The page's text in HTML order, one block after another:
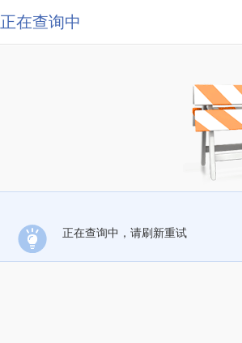
正在查询中
正在查询中，请刷新重试